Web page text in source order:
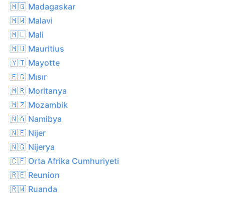
🇲🇬 Madagaskar
🇲🇼 Malavi
🇲🇱 Mali
🇲🇺 Mauritius
🇾🇹 Mayotte
🇪🇬 Mısır
🇲🇷 Moritanya
🇲🇿 Mozambik
🇳🇦 Namibya
🇳🇪 Nijer
🇳🇬 Nijerya
🇨🇫 Orta Afrika Cumhuriyeti
🇷🇪 Reunion
🇷🇼 Ruanda